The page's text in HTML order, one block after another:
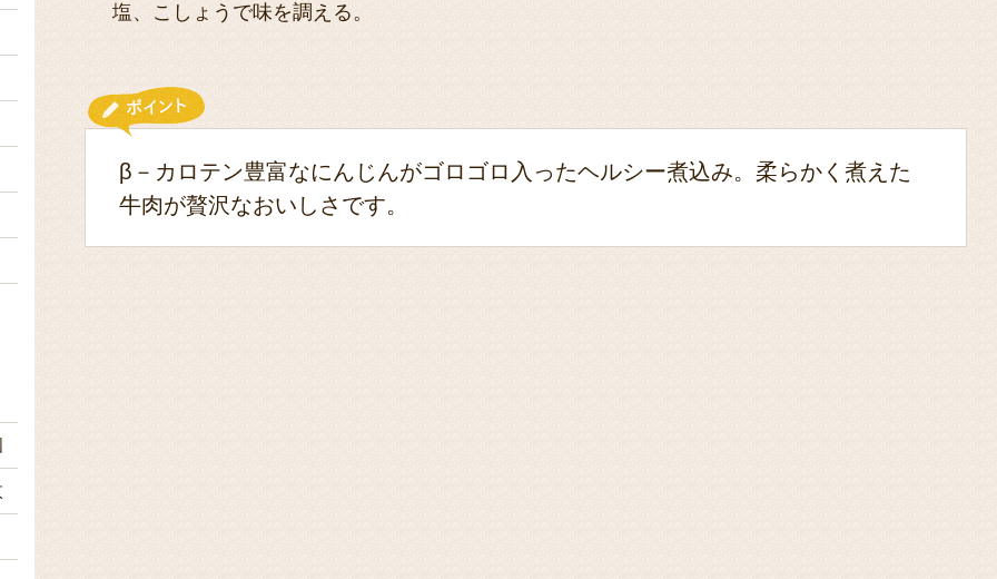
塩、こしょうで味を調える。
β－カロテン豊富なにんじんがゴロゴロ入ったヘルシー煮込み。柔らかく煮えた
牛肉が贅沢なおいしさです。